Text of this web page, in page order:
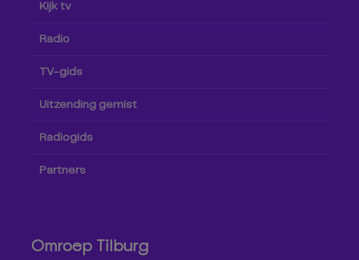
Kijk tv
Radio
TV-gids
Uitzending gemist
Radiogids
Partners
Omroep Tilburg